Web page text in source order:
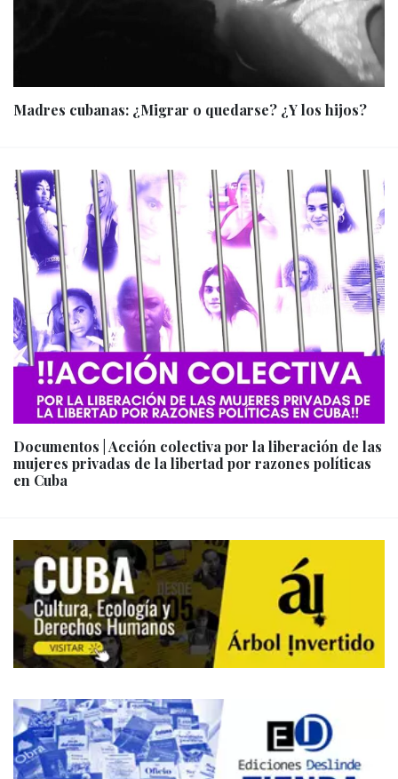
Madres cubanas: ¿Migrar o quedarse? ¿Y los hijos?
Documentos | Acción colectiva por la liberación de las
mujeres privadas de la libertad por razones políticas
en Cuba